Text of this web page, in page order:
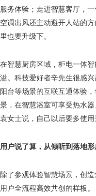
服务体验；走进智慧客厅，
空调出风还主动避开人站的
里也要升级下。
在智慧厨房区域，柜电一体
溢。科技爱好者辛先生很感
阳台等场景的互联互通体验
景，在智慧浴室可享受热水
袁女士说，自己以后要多使
用户说了算，从倾听到落地
除了参观体验智慧场景，创
用户全流程高效共创的样板。